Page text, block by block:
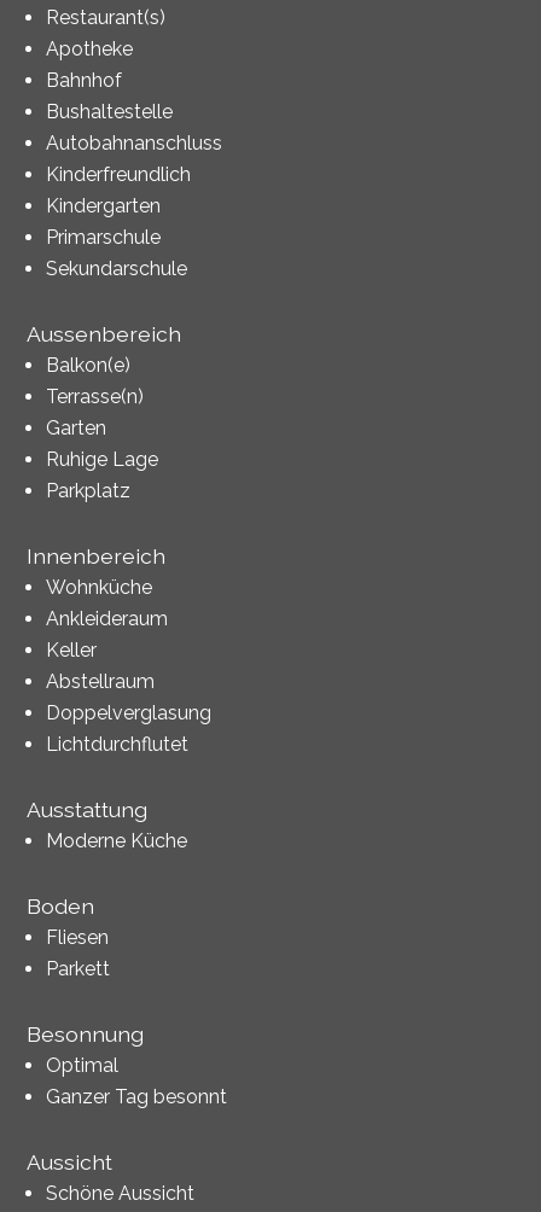
Restaurant(s)
Apotheke
Bahnhof
Bushaltestelle
Autobahnanschluss
Kinderfreundlich
Kindergarten
Primarschule
Sekundarschule
Aussenbereich
Balkon(e)
Terrasse(n)
Garten
Ruhige Lage
Parkplatz
Innenbereich
Wohnküche
Ankleideraum
Keller
Abstellraum
Doppelverglasung
Lichtdurchflutet
Ausstattung
Moderne Küche
Boden
Fliesen
Parkett
Besonnung
Optimal
Ganzer Tag besonnt
Aussicht
Schöne Aussicht